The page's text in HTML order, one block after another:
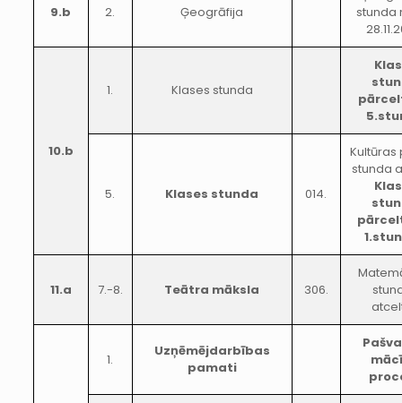
9.b 2. Ģeogrāfija
stunda
10.b
1. Klases stunda
5. Klases stunda 014.
Kultūras
stunda
11.a 7.-8. Teātra māksla 306.
1.
Uzņēmējdarbības
pamati